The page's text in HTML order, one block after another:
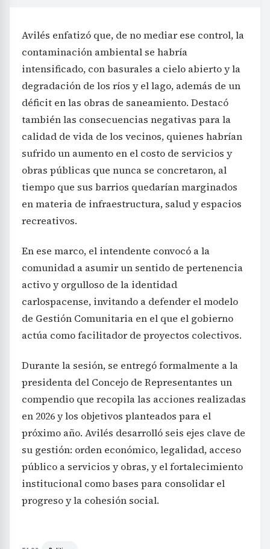
Avilés enfatizó que, de no mediar ese control, la
contaminación ambiental se habría
intensificado, con basurales a cielo abierto y la
degradación de los ríos y el lago, además de un
déficit en las obras de saneamiento. Destacó
también las consecuencias negativas para la
calidad de vida de los vecinos, quienes habrían
sufrido un aumento en el costo de servicios y
obras públicas que nunca se concretaron, al
tiempo que sus barrios quedarían marginados
en materia de infraestructura, salud y espacios
recreativos.
En ese marco, el intendente convocó a la
comunidad a asumir un sentido de pertenencia
activo y orgulloso de la identidad
carlospacense, invitando a defender el modelo
de Gestión Comunitaria en el que el gobierno
actúa como facilitador de proyectos colectivos.
Durante la sesión, se entregó formalmente a la
presidenta del Concejo de Representantes un
compendio que recopila las acciones realizadas
en 2026 y los objetivos planteados para el
próximo año. Avilés desarrolló seis ejes clave de
su gestión: orden económico, legalidad, acceso
público a servicios y obras, y el fortalecimiento
institucional como bases para consolidar el
progreso y la cohesión social.